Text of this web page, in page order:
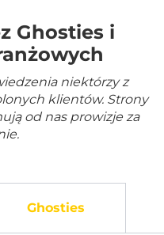
Ghosties i
niektórzy z
klientów. Strony
od nas prowizje za
Ghosties